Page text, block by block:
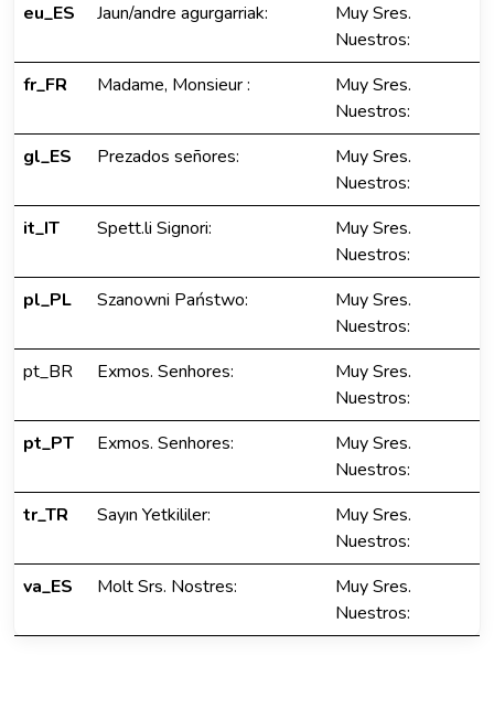
eu_ES
Jaun/andre agurgarriak:
Muy Sres.
Nuestros:
fr_FR
Madame, Monsieur :
Muy Sres.
Nuestros:
gl_ES
Prezados señores:
Muy Sres.
Nuestros:
it_IT
Spett.li Signori:
Muy Sres.
Nuestros:
pl_PL
Szanowni Państwo:
Muy Sres.
Nuestros:
pt_BR
Exmos. Senhores:
Muy Sres.
Nuestros:
pt_PT
Exmos. Senhores:
Muy Sres.
Nuestros:
tr_TR
Sayın Yetkililer:
Muy Sres.
Nuestros:
va_ES
Molt Srs. Nostres:
Muy Sres.
Nuestros: